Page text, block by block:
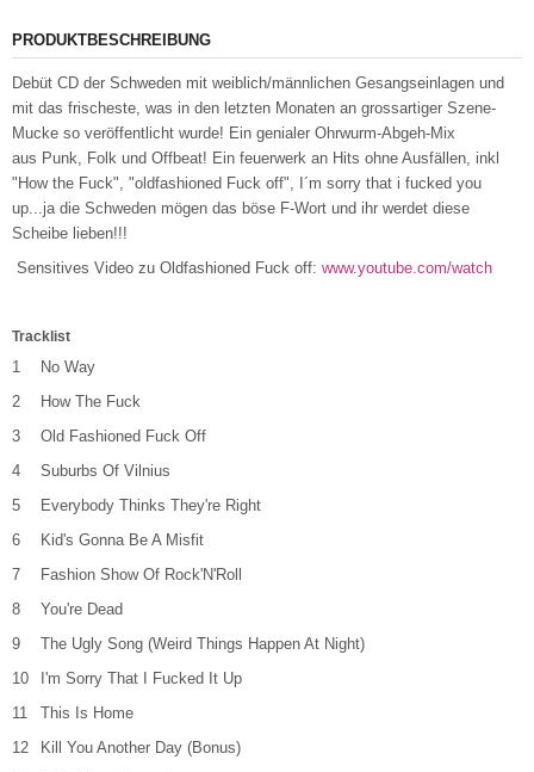
PRODUKTBESCHREIBUNG
Debüt CD der Schweden mit weiblich/männlichen Gesangseinlagen und
mit das frischeste, was in den letzten Monaten an grossartiger Szene-
Mucke so veröffentlicht wurde! Ein genialer Ohrwurm-Abgeh-Mix
aus Punk, Folk und Offbeat! Ein feuerwerk an Hits ohne Ausfällen, inkl
"How the Fuck", "oldfashioned Fuck off", I´m sorry that i fucked you
up...ja die Schweden mögen das böse F-Wort und ihr werdet diese
Scheibe lieben!!!
Sensitives Video zu Oldfashioned Fuck off: www.youtube.com/watch
Tracklist
1
No Way
2
How The Fuck
3
Old Fashioned Fuck Off
4
Suburbs Of Vilnius
5
Everybody Thinks They're Right
6
Kid's Gonna Be A Misfit
7
Fashion Show Of Rock'N'Roll
8
You're Dead
9
The Ugly Song (Weird Things Happen At Night)
10
I'm Sorry That I Fucked It Up
11
This Is Home
12
Kill You Another Day (Bonus)